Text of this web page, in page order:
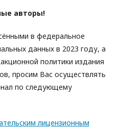
авторы!
в федеральное
данных в 2023 году, а
политики издания
просим Вас осуществлять
по следующему
лицензионным